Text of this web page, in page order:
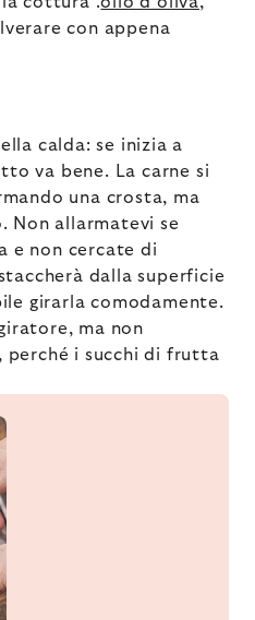
con appena
calda: se inizia a
va bene. La carne si
una crosta, ma
Non allarmatevi se
e non cercate di
dalla superficie
girarla comodamente.
ma non
perché i succhi di frutta